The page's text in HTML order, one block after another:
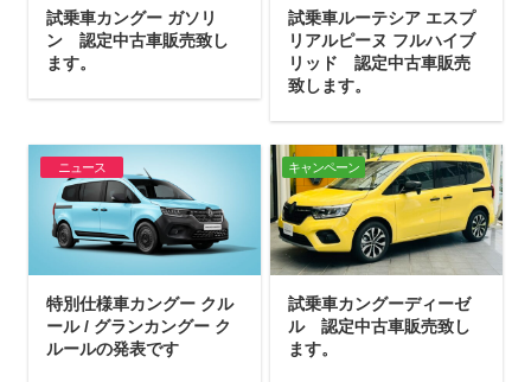
試乗車カングー ガソリ
ン 認定中古車販売致し
ます。
試乗車ルーテシア エスプ
リアルピーヌ フルハイブ
リッド 認定中古車販売
致します。
ニュース
特別仕様車カングー クル
ール / グランカングー ク
ルールの発表です
キャンペーン
試乗車カングーディーゼ
ル 認定中古車販売致し
ます。